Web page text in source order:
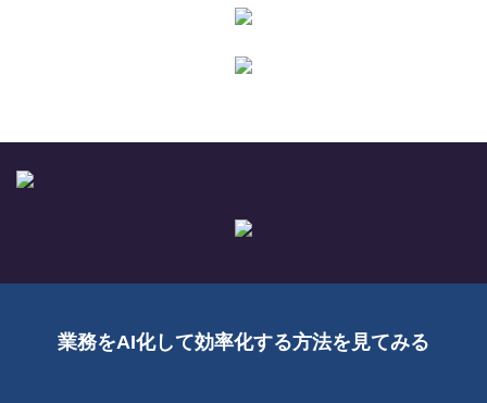
業務をAI化して効率化する方法を見てみる